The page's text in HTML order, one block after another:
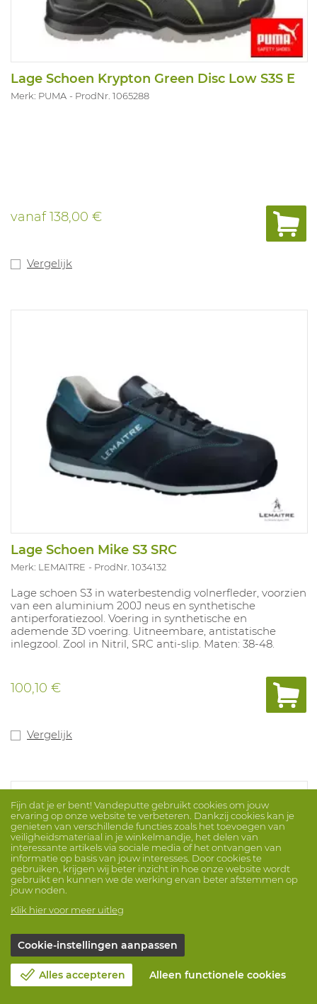
Lage Schoen Krypton Green Disc Low S3S E
Merk: PUMA ProdNr. 1065288
vanaf138,00 €
Vergelijk
Lage Schoen Mike S3 SRC
Merk: LEMAITRE ProdNr. 1034132
Lage schoen S3 in waterbestendig volnerfleder, voorzien
van een aluminium 200J neus en synthetische
antiperforatiezool. Voering in synthetische en
ademende 3D voering. Uitneembare, antistatische
inlegzool. Zool in Nitril, SRC anti-slip. Maten: 38-48.
100,10 €
Vergelijk
Fijn dat je er bent! Vandeputte gebruikt cookies om jouw
ervaring op onze website te verbeteren. Dankzij cookies kan je
genieten van verschillende functies zoals het toevoegen van
veiligheidsmateriaal in je winkelmandje, het delen van
interessante artikels via sociale media of het ontvangen van
informatie op basis van jouw interesses. Door cookies te
gebruiken, krijgen wij beter inzicht in hoe onze website wordt
gebruikt en kunnen we de werking ervan beter afstemmen op
jouw noden.
Klik hier voor meer uitleg
Cookie-instellingen aanpassen
Alles accepteren Alleen functionele cookies